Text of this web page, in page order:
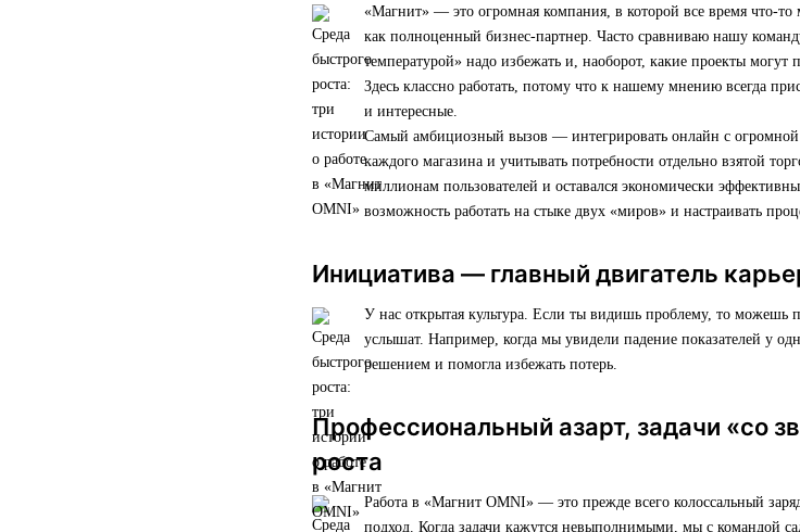
«Магнит» — это огромная компания, в которой все время что-
как полноценный бизнес-партнер. Часто сравниваю нашу
температурой» надо избежать и, наоборот, какие проекты могут
Здесь классно работать, потому что к нашему мнению всегда
и интересные.
Самый амбициозный вызов — интегрировать онлайн с
каждого магазина и учитывать потребности отдельно взятой
миллионам пользователей и оставался экономически
возможность работать на стыке двух «миров» и настраивать
Инициатива — главный двигатель
У нас открытая культура. Если ты видишь проблему, то можешь
услышат. Например, когда мы увидели падение показателей у
решением и помогла избежать потерь.
Профессиональный азарт, задачи «со
роста
Работа в «Магнит OMNI» — это прежде всего колоссальный
подход. Когда задачи кажутся невыполнимыми, мы с командой